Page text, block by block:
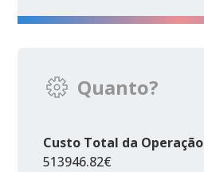
Quanto?
Custo Total da Operação
513946.82€